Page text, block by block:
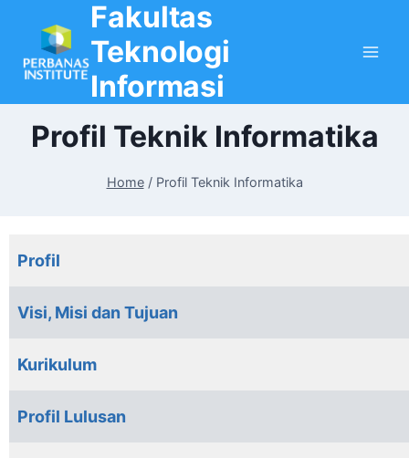
content
Fakultas
Teknologi
Informasi
Profil Teknik Informatika
Home / Profil Teknik Informatika
Profil
Visi, Misi dan Tujuan
Kurikulum
Profil Lulusan